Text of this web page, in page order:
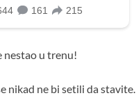
nestao u trenu!
nikad ne bi setili da stavite.